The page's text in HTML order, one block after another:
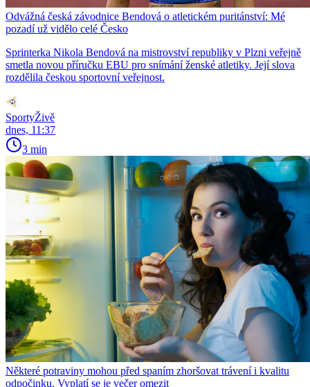
Odvážná česká závodnice Bendová o atletickém puritánství: Mé
pozadí už vidělo celé Česko
Sprinterka Nikola Bendová na mistrovství republiky v Plzni veřejně
smetla novou příručku EBU pro snímání ženské atletiky. Její slova
rozdělila českou sportovní veřejnost.
SportyŽivě
dnes, 11:37
3 min
Některé potraviny mohou před spaním zhoršovat trávení i kvalitu
odpočinku. Vyplatí se je večer omezit